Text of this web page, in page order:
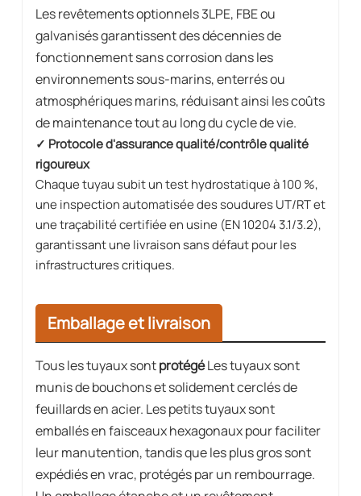
Les revêtements optionnels 3LPE, FBE ou
galvanisés garantissent des décennies de
fonctionnement sans corrosion dans les
environnements sous-marins, enterrés ou
atmosphériques marins, réduisant ainsi les coûts
de maintenance tout au long du cycle de vie.
✓ Protocole d'assurance qualité/contrôle qualité
rigoureux
Chaque tuyau subit un test hydrostatique à 100 %,
une inspection automatisée des soudures UT/RT et
une traçabilité certifiée en usine (EN 10204 3.1/3.2),
garantissant une livraison sans défaut pour les
infrastructures critiques.
Emballage et livraison
Tous les tuyaux sontprotégéLes tuyaux sont
munis de bouchons et solidement cerclés de
feuillards en acier. Les petits tuyaux sont
emballés en faisceaux hexagonaux pour faciliter
leur manutention, tandis que les plus gros sont
expédiés en vrac, protégés par un rembourrage.